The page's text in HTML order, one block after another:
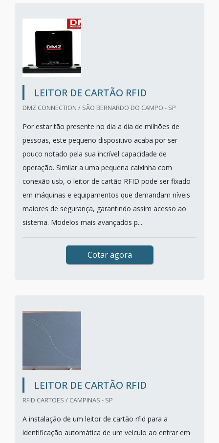
LEITOR DE CARTÃO RFID
DMZ CONNECTION / SÃO BERNARDO DO CAMPO - SP
Por estar tão presente no dia a dia de milhões de
pessoas, este pequeno dispositivo acaba por ser
pouco notado pela sua incrível capacidade de
operação. Similar a uma pequena caixinha com
conexão usb, o leitor de cartão RFID pode ser fixado
em máquinas e equipamentos que demandam níveis
maiores de segurança, garantindo assim acesso ao
sistema. Modelos mais avançados p...
Cotar agora
LEITOR DE CARTÃO RFID
RFID CARTOES / CAMPINAS - SP
A instalação de um leitor de cartão rfid para a
identificação automática de um veículo ao entrar em